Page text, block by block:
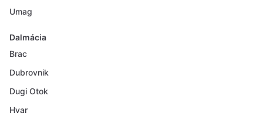
Umag
Dalmácia
Brac
Dubrovnik
Dugi Otok
Hvar